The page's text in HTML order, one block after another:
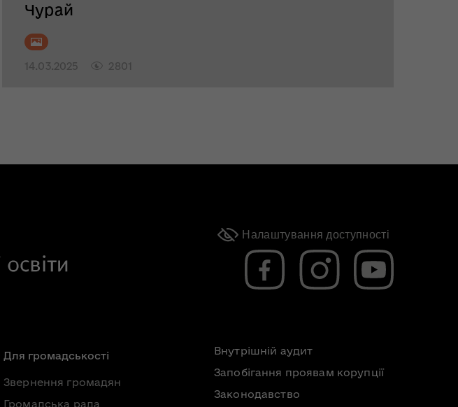
Чурай
14.03.2025 2801
Налаштування доступності
Для громадськості
Звернення громадян
Громадська рада
Внутрішній аудит
Запобігання проявам корупції
Законодавство